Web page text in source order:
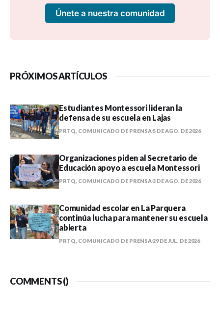
Únete a nuestra comunidad
PRÓXIMOS ARTÍCULOS
Estudiantes Montessori lideran la
defensa de su escuela en Lajas
PRTQ, COMUNICADO DE PRENSA5 DE AGO. DE 2026
Organizaciones piden al Secretario de
Educación apoyo a escuela Montessori
PRTQ, COMUNICADO DE PRENSA3 DE AGO. DE 2026
Comunidad escolar en La Parquera
continúa lucha para mantener su escuela
abierta
PRTQ, COMUNICADO DE PRENSA29 DE JUL. DE 2026
COMMENTS ()